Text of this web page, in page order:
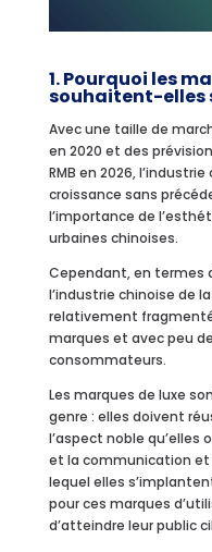
1. Pourquoi les
souhaitent-elles
Avec une taille de
en 2020 et des
RMB en 2026,
croissance sans
l’importance de
urbaines chinoises.
Cependant, en termes
l’industrie chinoise de
relativement
marques et avec peu
consommateurs.
Les marques de luxe
genre : elles doivent
l’aspect noble qu’elles
et la communication et
lequel elles
pour ces marques
d’atteindre leur public